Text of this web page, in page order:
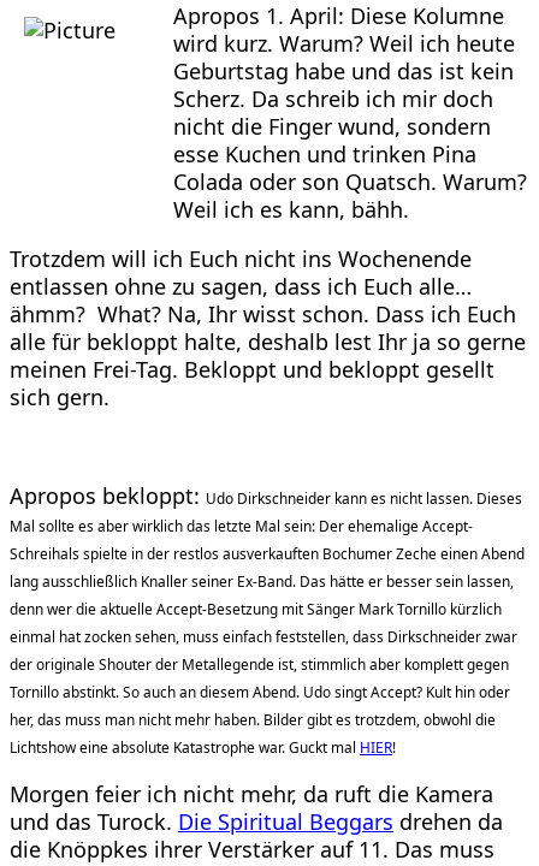
Apropos 1. April: Diese Kolumne
wird kurz. Warum? Weil ich heute
Geburtstag habe und das ist kein
Scherz. Da schreib ich mir doch
nicht die Finger wund, sondern
esse Kuchen und trinken Pina
Colada oder son Quatsch. Warum?
Weil ich es kann, bähh.
Trotzdem will ich Euch nicht ins Wochenende
entlassen ohne zu sagen, dass ich Euch alle…
ähmm? What? Na, Ihr wisst schon. Dass ich Euch
alle für bekloppt halte, deshalb lest Ihr ja so gerne
meinen Frei-Tag. Bekloppt und bekloppt gesellt
sich gern.
Apropos bekloppt: Udo Dirkschneider kann es nicht lassen. Dieses
Mal sollte es aber wirklich das letzte Mal sein: Der ehemalige Accept-
Schreihals spielte in der restlos ausverkauften Bochumer Zeche einen Abend
lang ausschließlich Knaller seiner Ex-Band. Das hätte er besser sein lassen,
denn wer die aktuelle Accept-Besetzung mit Sänger Mark Tornillo kürzlich
einmal hat zocken sehen, muss einfach feststellen, dass Dirkschneider zwar
der originale Shouter der Metallegende ist, stimmlich aber komplett gegen
Tornillo abstinkt. So auch an diesem Abend. Udo singt Accept? Kult hin oder
her, das muss man nicht mehr haben. Bilder gibt es trotzdem, obwohl die
Lichtshow eine absolute Katastrophe war. Guckt mal HIER!
Morgen feier ich nicht mehr, da ruft die Kamera
und das Turock. Die Spiritual Beggars drehen da
die Knöppkes ihrer Verstärker auf 11. Das muss